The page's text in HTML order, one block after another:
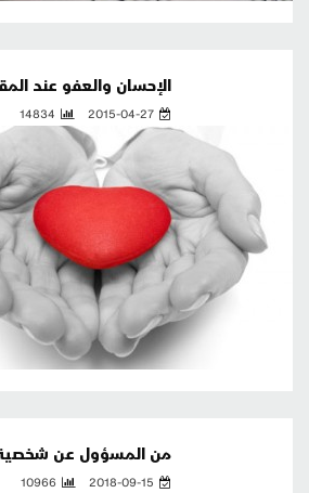
الإحسان والعفو عند
2015-04-27
14834
من المسؤول عن شخصية
2018-09-15
10966